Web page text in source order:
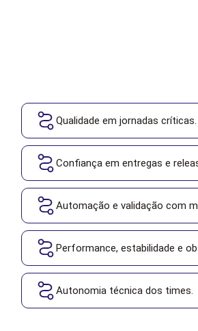
Qualidade em jornadas críticas.
Confiança em entregas e
Automação e validação com
Performance, estabilidade e
Autonomia técnica dos times.